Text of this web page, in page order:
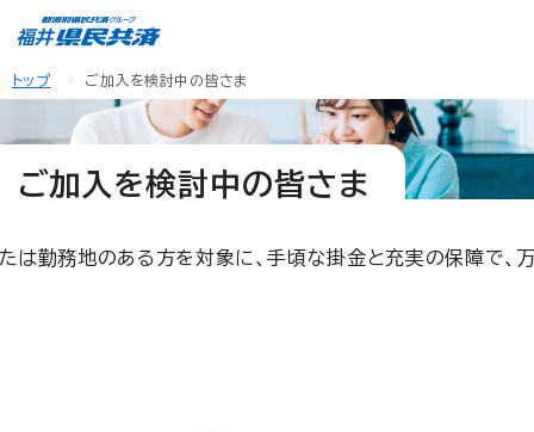
トップ ご加入を検討中の皆さま
ご加入を検討中の皆さま
は勤務地のある方を対象に、手頃な掛金と充実の保障で、